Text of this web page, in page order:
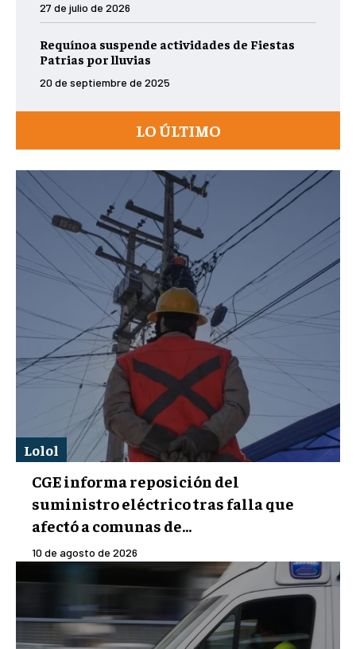
27 de julio de 2026
Requínoa suspende actividades de Fiestas
Patrias por lluvias
20 de septiembre de 2025
LO ÚLTIMO
Lolol
CGE informa reposición del
suministro eléctrico tras falla que
afectó a comunas de...
10 de agosto de 2026